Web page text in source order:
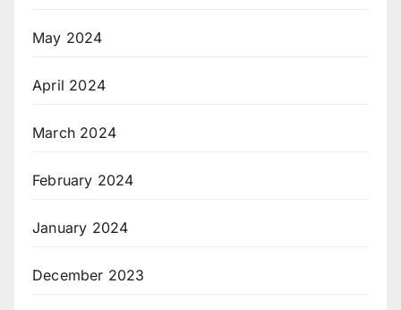
May 2024
April 2024
March 2024
February 2024
January 2024
December 2023